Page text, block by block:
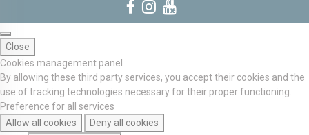
Close
Cookies management panel
By allowing these third party services, you accept their cookies and the
use of tracking technologies necessary for their proper functioning.
Preference for all services
Allow all cookies
Deny all cookies